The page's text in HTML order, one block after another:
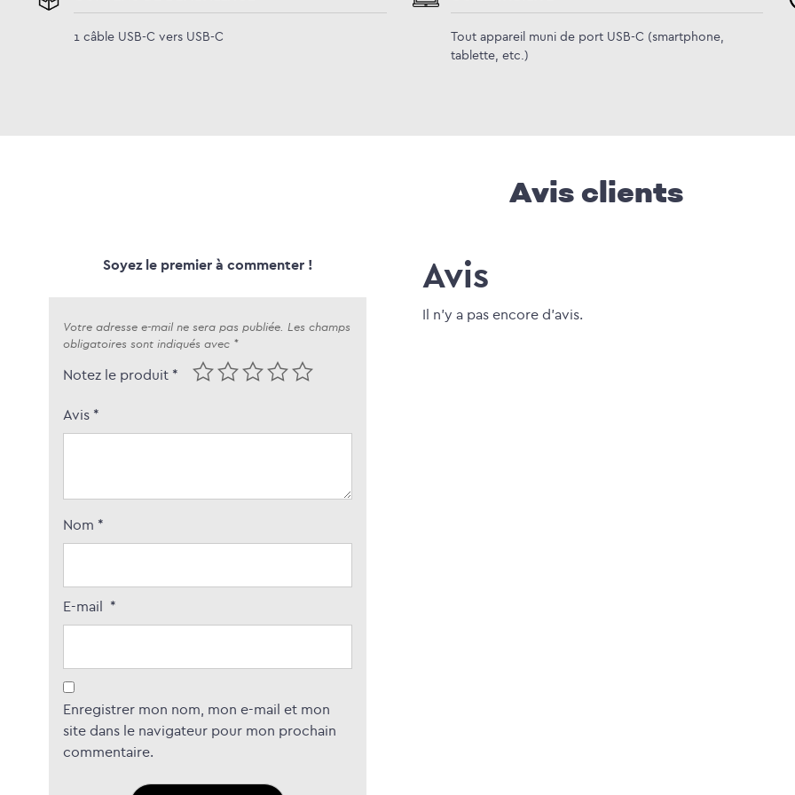
1 câble USB-C vers USB-C
Tout appareil muni de port USB-C (smartphone,
tablette, etc.)
Avis clients
Soyez le premier à commenter !
Votre adresse e-mail ne sera pas publiée. Les champs
obligatoires sont indiqués avec *
Notez le produit *
Avis *
Nom *
E-mail *
Enregistrer mon nom, mon e-mail et mon
site dans le navigateur pour mon prochain
commentaire.
Avis
Il n'y a pas encore d'avis.